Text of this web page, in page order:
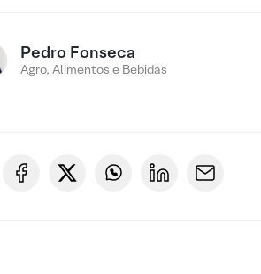
Pedro Fonseca
Agro, Alimentos e Bebidas